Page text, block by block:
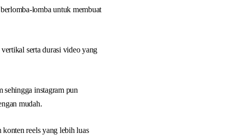
lomba untuk membuat
serta durasi video yang
sehingga instagram pun
mudah.
reels yang lebih luas